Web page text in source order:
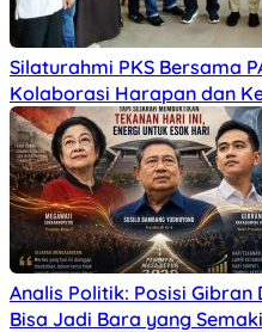
Silaturahmi PKS Bersama
Kolaborasi Harapan dan
Analis Politik: Posisi
Bisa Jadi Bara yang